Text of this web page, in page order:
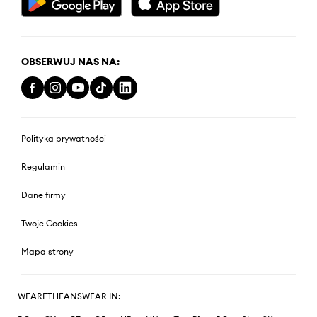
OBSERWUJ NAS NA:
Polityka prywatności
Regulamin
Dane firmy
Twoje Cookies
Mapa strony
WEARETHEANSWEAR IN: